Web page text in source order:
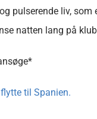
pulserende liv,
natten lang på
til Spanien.